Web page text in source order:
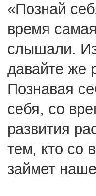
«Познай
время
слышали.
давайте же
Познавая
себя, со
развития
тем, кто со
займет